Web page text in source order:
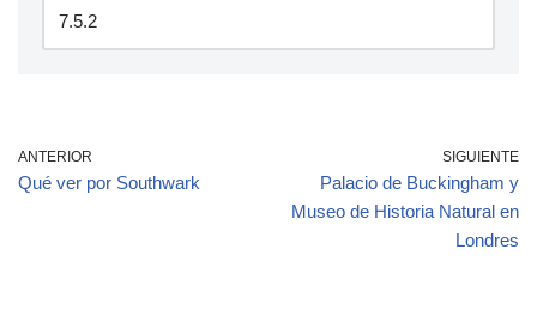
ANTERIOR
Qué ver por Southwark
SIGUIENTE
Palacio de Buckingham y
Museo de Historia Natural en
Londres